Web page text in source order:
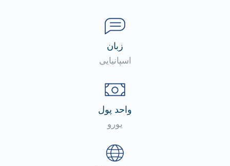
زبان
اسپانیایی
واحد پول
یورو